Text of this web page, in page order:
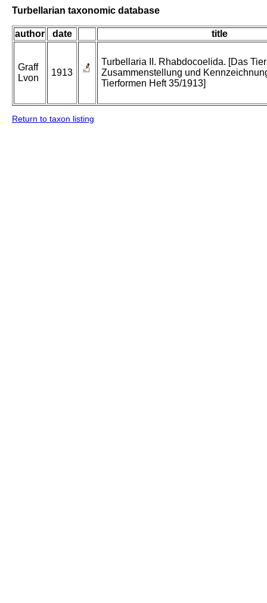
Turbellarian taxonomic database
author date title
Graff
Lvon
1913
Turbellaria II. Rhabdocoelida. [Das
Zusammenstellung und
Tierformen Heft 35/1913]
Return to taxon listing